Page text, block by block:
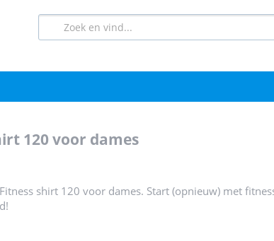
120 voor dames
shirt 120 voor dames. Start (opnieuw) met